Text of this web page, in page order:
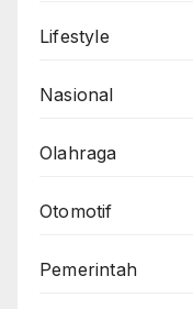
Lifestyle
Nasional
Olahraga
Otomotif
Pemerintah